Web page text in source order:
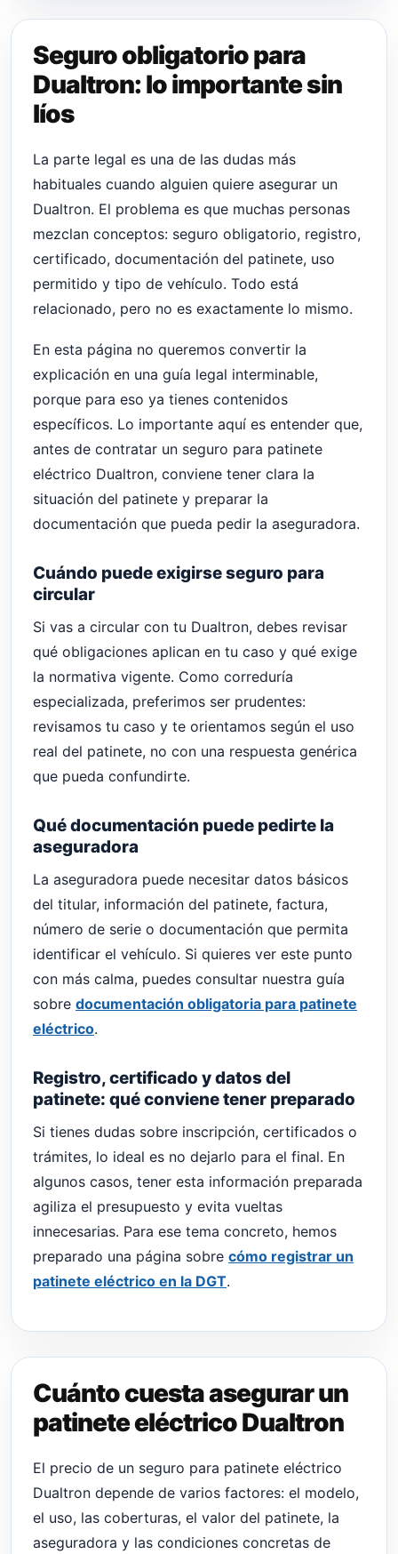
Seguro obligatorio para
Dualtron: lo importante sin
líos
La parte legal es una de las dudas más
habituales cuando alguien quiere asegurar un
Dualtron. El problema es que muchas personas
mezclan conceptos: seguro obligatorio, registro,
certificado, documentación del patinete, uso
permitido y tipo de vehículo. Todo está
relacionado, pero no es exactamente lo mismo.
En esta página no queremos convertir la
explicación en una guía legal interminable,
porque para eso ya tienes contenidos
específicos. Lo importante aquí es entender que,
antes de contratar un seguro para patinete
eléctrico Dualtron, conviene tener clara la
situación del patinete y preparar la
documentación que pueda pedir la aseguradora.
Cuándo puede exigirse seguro para
circular
Si vas a circular con tu Dualtron, debes revisar
qué obligaciones aplican en tu caso y qué exige
la normativa vigente. Como correduría
especializada, preferimos ser prudentes:
revisamos tu caso y te orientamos según el uso
real del patinete, no con una respuesta genérica
que pueda confundirte.
Qué documentación puede pedirte la
aseguradora
La aseguradora puede necesitar datos básicos
del titular, información del patinete, factura,
número de serie o documentación que permita
identificar el vehículo. Si quieres ver este punto
con más calma, puedes consultar nuestra guía
sobre documentación obligatoria para patinete
eléctrico.
Registro, certificado y datos del
patinete: qué conviene tener preparado
Si tienes dudas sobre inscripción, certificados o
trámites, lo ideal es no dejarlo para el final. En
algunos casos, tener esta información preparada
agiliza el presupuesto y evita vueltas
innecesarias. Para ese tema concreto, hemos
preparado una página sobre cómo registrar un
patinete eléctrico en la DGT.
Cuánto cuesta asegurar un
patinete eléctrico Dualtron
El precio de un seguro para patinete eléctrico
Dualtron depende de varios factores: el modelo,
el uso, las coberturas, el valor del patinete, la
aseguradora y las condiciones concretas de